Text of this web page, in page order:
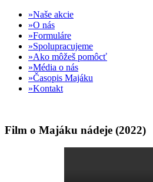
Naše akcie
O nás
Formuláre
Spolupracujeme
Ako môžeš pomôcť
Média o nás
Časopis Majáku
Kontakt
Film o Majáku nádeje (2022)